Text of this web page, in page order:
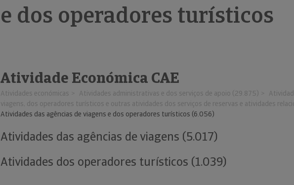
e dos operadores turísticos
Atividade Económica CAE
Atividades económicas Atividades administrativas e dos serviços de apoio (29.875)
viagens, dos operadores turísticos e outras atividades dos serviços de reservas e atividades
Atividades das agências de viagens e dos operadores turísticos (6.056)
Atividades das agências de viagens (5.017)
Atividades dos operadores turísticos (1.039)